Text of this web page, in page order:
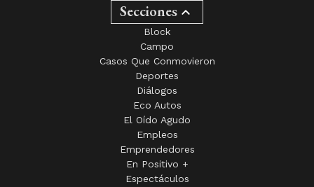
Secciones
Block
Campo
Casos Que Conmovieron
Deportes
Diálogos
Eco Autos
El Oído Agudo
Empleos
Emprendedores
En Positivo +
Espectáculos